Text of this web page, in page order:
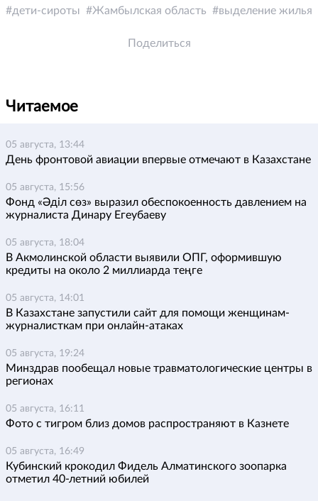
дети-сироты Жамбылская область выделение жилья
Поделиться
Читаемое
05 августа, 13:44
День фронтовой авиации впервые отмечают в Казахстане
05 августа, 15:56
Фонд «Әділ сөз» выразил обеспокоенность давлением на
журналиста Динару Егеубаеву
05 августа, 18:04
В Акмолинской области выявили ОПГ, оформившую
кредиты на около 2 миллиарда теңге
05 августа, 14:01
В Казахстане запустили сайт для помощи женщинам-
журналисткам при онлайн-атаках
05 августа, 19:24
Минздрав пообещал новые травматологические центры в
регионах
05 августа, 16:11
Фото с тигром близ домов распространяют в Казнете
05 августа, 16:49
Кубинский крокодил Фидель Алматинского зоопарка
отметил 40-летний юбилей